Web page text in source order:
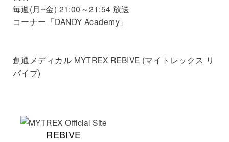
毎週(月~金) 21:00～21:54 放送
コーナー「DANDY Academy」
創通メディカル MYTREX REBIVE (マイトレックス リ
バイブ)
REBIVE